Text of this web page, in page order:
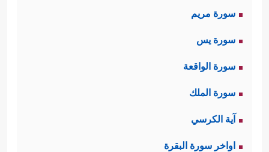
سورة مريم
سورة يس
سورة الواقعة
سورة الملك
آية الكرسي
اواخر سورة البقرة